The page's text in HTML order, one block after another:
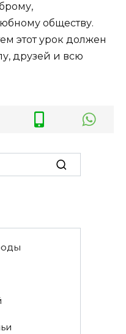
обществу.
этот урок должен
друзей и всю